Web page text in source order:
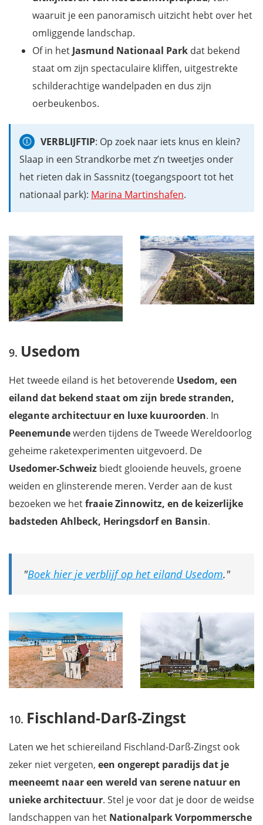
waaruit je een panoramisch uitzicht hebt over het
omliggende landschap.
Of in hetJasmund Nationaal Park dat bekend
staat om zijn spectaculaire kliffen, uitgestrekte
schilderachtige wandelpaden en dus zijn
oerbeukenbos.
VERBLIJFTIP: Op zoek naar iets knus en klein?
Slaap in een Strandkorbe met z’n tweetjes onder
het rieten dak in Sassnitz (toegangspoort tot het
nationaal park): Marina Martinshafen.
Usedom
Het tweede eiland is het betoverende Usedom, een
eiland dat bekend staat om zijn brede stranden,
elegante architectuur en luxe kuuroorden. In
Peenemundewerden tijdens de Tweede Wereldoorlog
geheime raketexperimenten uitgevoerd. De
Usedomer-Schweiz biedt glooiende heuvels, groene
weiden en glinsterende meren. Verder aan de kust
bezoeken we hetfraaie Zinnowitz, en de keizerlijke
badsteden Ahlbeck, Heringsdorf en Bansin.
Boek hier je verblijf op het eiland Usedom.
Fischland-Darß-Zingst
Laten we het schiereiland Fischland-Darß-Zingst ook
zeker niet vergeten, een ongerept paradijs dat je
meeneemt naar een wereld van serene natuur en
unieke architectuur. Stel je voor dat je door de weidse
landschappen van het Nationalpark Vorpommersche